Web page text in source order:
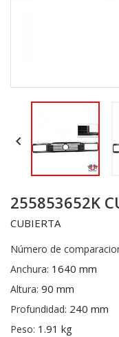

255853652K
CUBIERTA
Número de
Anchura: 1640 mm
Altura: 90 mm
Profundidad: 240 mm
Peso: 1.91 kg